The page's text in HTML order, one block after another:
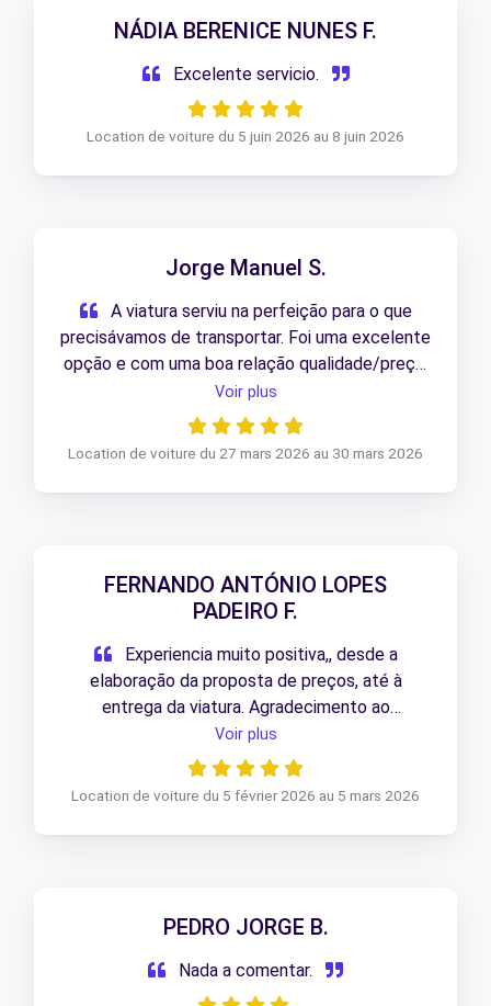
NÁDIA BERENICE NUNES F.
Excelente servicio.
Location de voiture du 5 juin 2026 au 8 juin 2026
Jorge Manuel S.
A viatura serviu na perfeição para o que
precisávamos de transportar. Foi uma excelente
opção e com uma boa relação qualidade/preço.
a repetir em caso de nova necessidade.
Recomendo
Voir plus
Location de voiture du 27 mars 2026 au 30 mars 2026
FERNANDO ANTÓNIO LOPES
PADEIRO F.
Experiencia muito positiva,, desde a
elaboração da proposta de preços, até à
entrega da viatura. Agradecimento ao
profissionalismo da colaboradora responsável
pelo processo.
Voir plus
Location de voiture du 5 février 2026 au 5 mars 2026
PEDRO JORGE B.
Nada a comentar.